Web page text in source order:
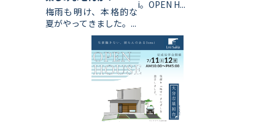
梅雨も明け、本格的な
夏がやってきました。...
i。OPEN H...